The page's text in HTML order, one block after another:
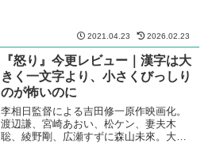
2021.04.23 2026.02.23
『怒り』今更レビュー｜漢字は大
きく一文字より、小さくびっしり
のが怖いのに
李相日監督による吉田修一原作映画化。
渡辺謙、宮崎あおい、松ケン、妻夫木
聡、綾野剛、広瀬すずに森山未來。大河